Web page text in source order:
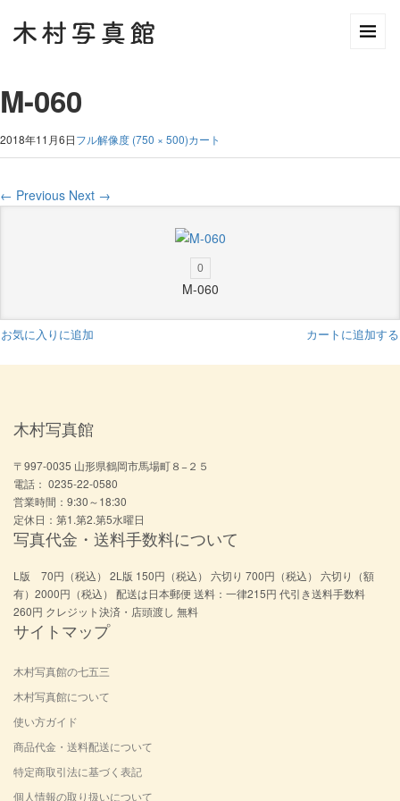
M-060
2018年11月6日フル解像度 (750 × 500)カート
← Previous Next →
0
M-060
お気に入りに追加 カートに追加する
木村写真館
〒997-0035 山形県鶴岡市馬場町８−２５
電話： 0235-22-0580
営業時間：9:30～18:30
定休日：第1.第2.第5水曜日
写真代金・送料手数料について
L版 70円（税込） 2L版 150円（税込） 六切り 700円（税込） 六切り（額
有）2000円（税込） 配送は日本郵便 送料：一律215円 代引き送料手数料
260円 クレジット決済・店頭渡し 無料
サイトマップ
木村写真館の七五三
木村写真館について
使い方ガイド
商品代金・送料配送について
特定商取引法に基づく表記
個人情報の取り扱いについて